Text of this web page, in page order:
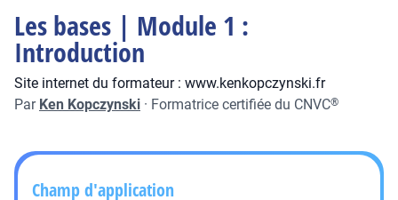
Les bases | Module 1 :
Introduction
Site internet du formateur : www.kenkopczynski.fr
Par Ken Kopczynski · Formatrice certifiée du CNVC®
Champ d'application